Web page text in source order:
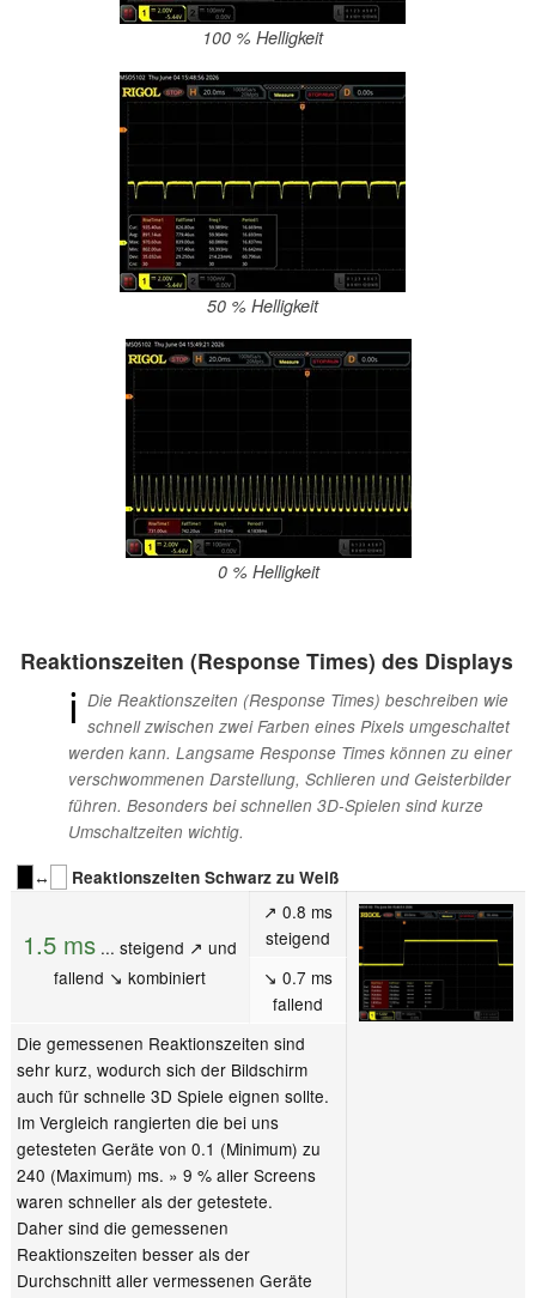
100 % Helligkeit
50 % Helligkeit
0 % Helligkeit
Reaktionszeiten (Response Times) des Displays
ℹ Die Reaktionszeiten (Response Times) beschreiben wie
schnell zwischen zwei Farben eines Pixels umgeschaltet
werden kann. Langsame Response Times können zu einer
verschwommenen Darstellung, Schlieren und Geisterbilder
führen. Besonders bei schnellen 3D-Spielen sind kurze
Umschaltzeiten wichtig.
↔
Reaktionszeiten Schwarz zu Weiß
1.5 ms ... steigend ↗ und
fallend ↘ kombiniert
↗ 0.8 ms
steigend
↘ 0.7 ms
fallend
Die gemessenen Reaktionszeiten sind
sehr kurz, wodurch sich der Bildschirm
auch für schnelle 3D Spiele eignen sollte.
Im Vergleich rangierten die bei uns
getesteten Geräte von 0.1 (Minimum) zu
240 (Maximum) ms. » 9 % aller Screens
waren schneller als der getestete.
Daher sind die gemessenen
Reaktionszeiten besser als der
Durchschnitt aller vermessenen Geräte